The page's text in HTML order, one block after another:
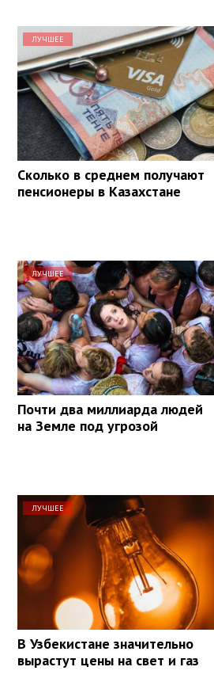
ЛУЧШЕЕ
Сколько в среднем получают
пенсионеры в Казахстане
ЛУЧШЕЕ
Почти два миллиарда людей
на Земле под угрозой
ЛУЧШЕЕ
В Узбекистане значительно
вырастут цены на свет и газ